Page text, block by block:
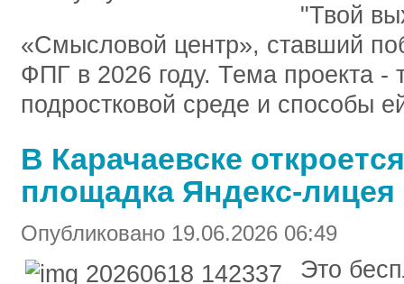
"Твой
«Смысловой центр», ставший
ФПГ в 2026 году. Тема проекта -
подростковой среде и способы
В Карачаевске
площадка Яндекс-лицея
Опубликовано 19.06.2026 06:49
Это